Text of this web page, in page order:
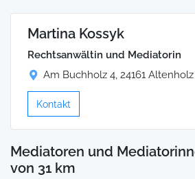
Martina Kossyk
Rechtsanwältin und Mediatorin
Am Buchholz 4, 24161 Altenholz
Kontakt
Mediatoren und
von 31 km